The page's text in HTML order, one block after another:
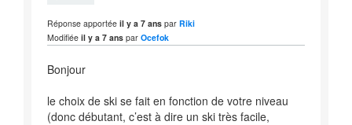
Réponse apportée il y a 7 ans par Riki
Modifiée il y a 7 ans par Ocefok
Bonjour
le choix de ski se fait en fonction de votre niveau
(donc débutant, c’est à dire un ski très facile,